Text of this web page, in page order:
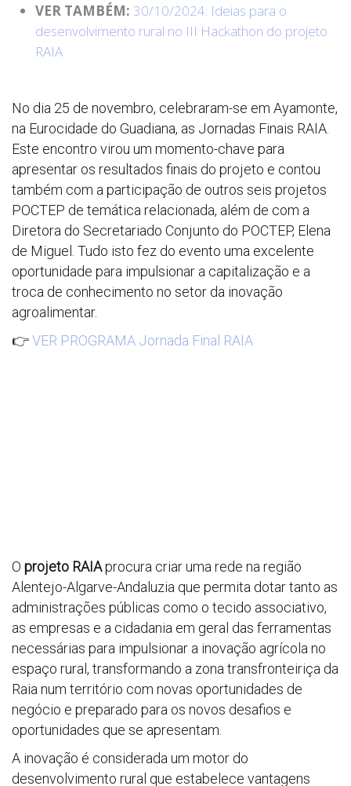
VER TAMBÉM: 30/10/2024: Ideias para o
desenvolvimento rural no III Hackathon do projeto
RAIA
No dia 25 de novembro, celebraram-se em Ayamonte,
na Eurocidade do Guadiana, as Jornadas Finais RAIA.
Este encontro virou um momento-chave para
apresentar os resultados finais do projeto e contou
também com a participação de outros seis projetos
POCTEP de temática relacionada, além de com a
Diretora do Secretariado Conjunto do POCTEP, Elena
de Miguel. Tudo isto fez do evento uma excelente
oportunidade para impulsionar a capitalização e a
troca de conhecimento no setor da inovação
agroalimentar.
👉VER PROGRAMA Jornada Final RAIA
O projeto RAIAprocura criar uma rede na região
Alentejo-Algarve-Andaluzia que permita dotar tanto as
administrações públicas como o tecido associativo,
as empresas e a cidadania em geral das ferramentas
necessárias para impulsionar a inovação agrícola no
espaço rural, transformando a zona transfronteiriça da
Raia num território com novas oportunidades de
negócio e preparado para os novos desafios e
oportunidades que se apresentam.
A inovação é considerada um motor do
desenvolvimento rural que estabelece vantagens